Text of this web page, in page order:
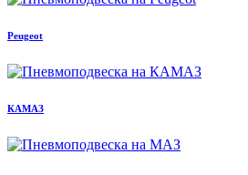
Peugeot
КАМАЗ